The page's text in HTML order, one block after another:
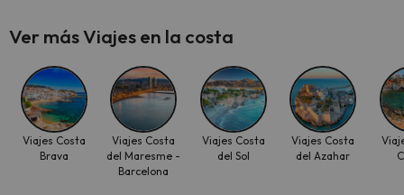
Ver más Viajes en la costa
Viajes Costa
Brava
Viajes Costa
del Maresme -
Barcelona
Viajes Costa
del Sol
Viajes Costa
del Azahar